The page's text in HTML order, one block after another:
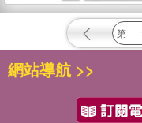
網站導航 >>